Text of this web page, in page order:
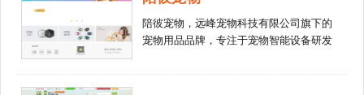
陪彼宠物，远峰宠物科技有限公司旗下的
宠物用品品牌，专注于宠物智能设备研发